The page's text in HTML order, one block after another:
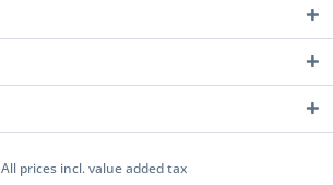
All prices incl. value added tax